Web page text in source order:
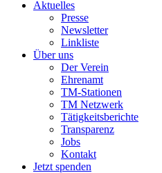
Aktuelles
Presse
Newsletter
Linkliste
Über uns
Der Verein
Ehrenamt
TM-Stationen
TM Netzwerk
Tätigkeitsberichte
Transparenz
Jobs
Kontakt
Jetzt spenden